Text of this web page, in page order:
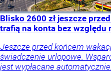
Blisko 2600 zł jeszcze
trafią na konta bez względu
Jeszcze przed końcem
świadczenie urlopowe.
jest wypłacane automatycznie.